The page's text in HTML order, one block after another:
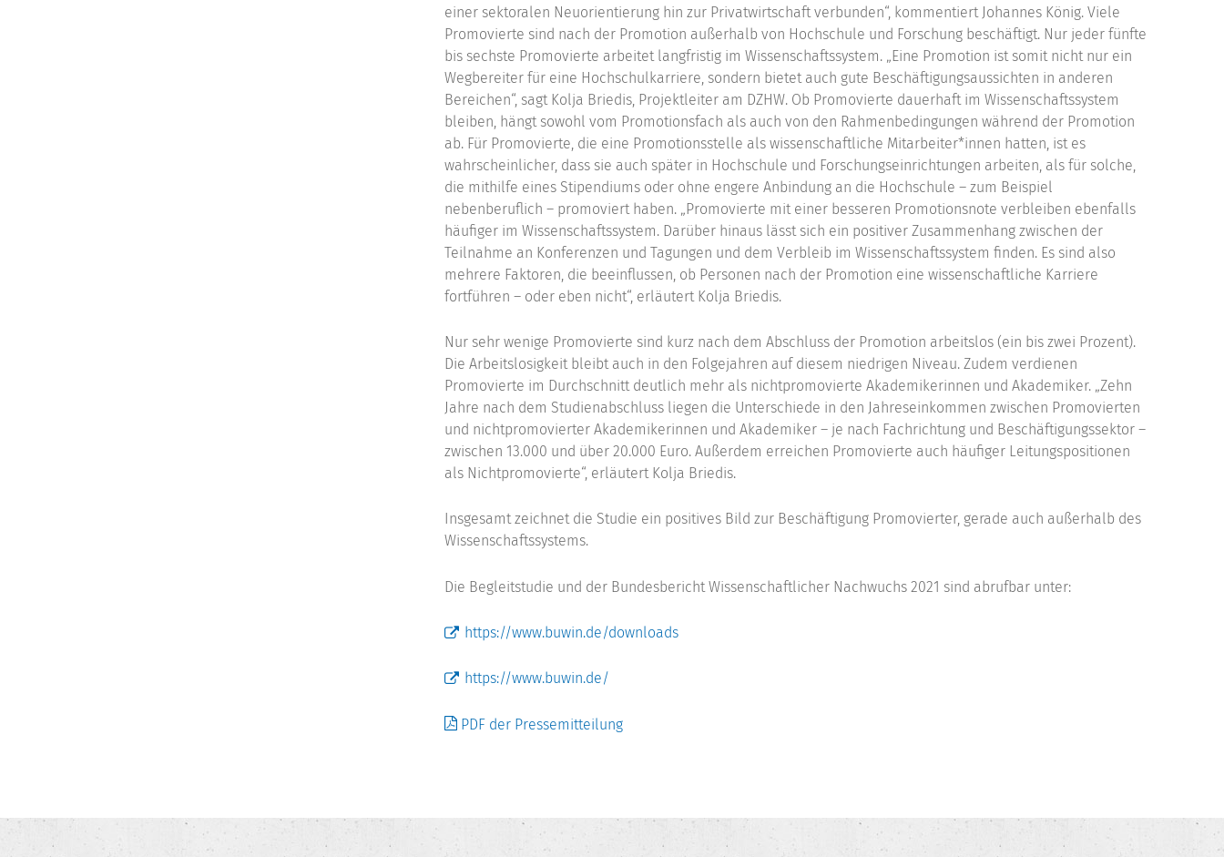
einer sektoralen Neuorientierung hin zur Privatwirtschaft verbunden“, kommentiert Johannes König. Viele
Promovierte sind nach der Promotion außerhalb von Hochschule und Forschung beschäftigt. Nur jeder fünfte
bis sechste Promovierte arbeitet langfristig im Wissenschaftssystem. „Eine Promotion ist somit nicht nur ein
Wegbereiter für eine Hochschulkarriere, sondern bietet auch gute Beschäftigungsaussichten in anderen
Bereichen“, sagt Kolja Briedis, Projektleiter am DZHW. Ob Promovierte dauerhaft im Wissenschaftssystem
bleiben, hängt sowohl vom Promotionsfach als auch von den Rahmenbedingungen während der Promotion
ab. Für Promovierte, die eine Promotionsstelle als wissenschaftliche Mitarbeiter*innen hatten, ist es
wahrscheinlicher, dass sie auch später in Hochschule und Forschungseinrichtungen arbeiten, als für solche,
die mithilfe eines Stipendiums oder ohne engere Anbindung an die Hochschule – zum Beispiel
nebenberuflich – promoviert haben. „Promovierte mit einer besseren Promotionsnote verbleiben ebenfalls
häufiger im Wissenschaftssystem. Darüber hinaus lässt sich ein positiver Zusammenhang zwischen der
Teilnahme an Konferenzen und Tagungen und dem Verbleib im Wissenschaftssystem finden. Es sind also
mehrere Faktoren, die beeinflussen, ob Personen nach der Promotion eine wissenschaftliche Karriere
fortführen – oder eben nicht“, erläutert Kolja Briedis.
Nur sehr wenige Promovierte sind kurz nach dem Abschluss der Promotion arbeitslos (ein bis zwei Prozent).
Die Arbeitslosigkeit bleibt auch in den Folgejahren auf diesem niedrigen Niveau. Zudem verdienen
Promovierte im Durchschnitt deutlich mehr als nichtpromovierte Akademikerinnen und Akademiker. „Zehn
Jahre nach dem Studienabschluss liegen die Unterschiede in den Jahreseinkommen zwischen Promovierten
und nichtpromovierter Akademikerinnen und Akademiker – je nach Fachrichtung und Beschäftigungssektor –
zwischen 13.000 und über 20.000 Euro. Außerdem erreichen Promovierte auch häufiger Leitungspositionen
als Nichtpromovierte“, erläutert Kolja Briedis.
Insgesamt zeichnet die Studie ein positives Bild zur Beschäftigung Promovierter, gerade auch außerhalb des
Wissenschaftssystems.
Die Begleitstudie und der Bundesbericht Wissenschaftlicher Nachwuchs 2021 sind abrufbar unter:
https://www.buwin.de/downloads
https://www.buwin.de/
PDF der Pressemitteilung